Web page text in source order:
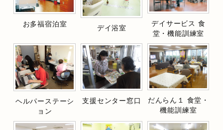
お多福宿泊室
デイ浴室
デイサービス 食
堂・機能訓練室
ヘルパーステーシ
ョン
支援センター窓口
だんらん１ 食堂・
機能訓練室